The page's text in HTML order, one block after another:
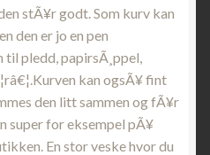
stÃ¥r godt. Som kurv kan
den er jo en pen
pledd, papirsÃ¸ppel,
kan ogsÃ¥ fint
den litt sammen og fÃ¥r
super for eksempel pÃ¥
En stor veske hvor du